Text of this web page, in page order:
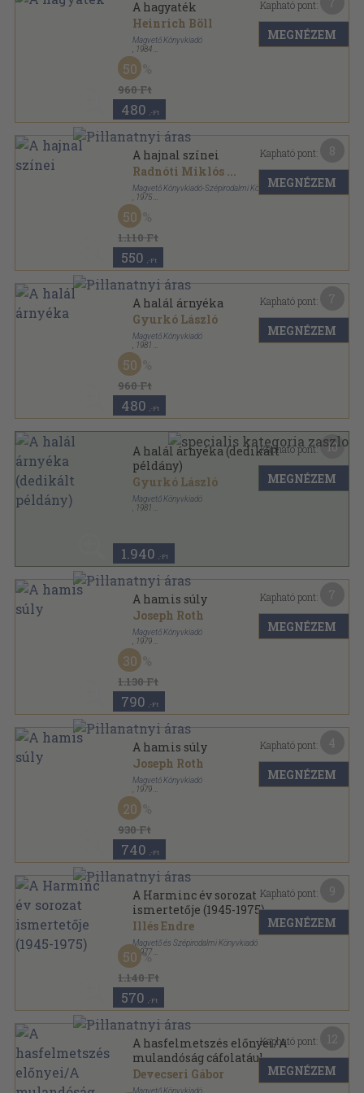
A hagyaték
Heinrich Böll
Magvető Könyvkiadó
1984
Ragasztott papírkötés
Rakéta Regénytár sorozat
960 Ft
50
480 ,-Ft
Kapható pont:
MEGNÉZEM
A hajnal színei
Radnóti Miklós ...
Magvető Könyvkiadó-Szépirodalmi Könyvkiadó
1975
Vászon
30 év sorozat
1.110 Ft
50
550 ,-Ft
Kapható pont:
MEGNÉZEM
A halál árnyéka
Gyurkó László
Magvető Könyvkiadó
1981
Ragasztott papírkötés
Rakéta Regénytár sorozat
960 Ft
50
480 ,-Ft
Kapható pont:
MEGNÉZEM
A halál árnyéka (dedikált
példány)
Gyurkó László
Magvető Könyvkiadó
1981
1.940 ,-Ft
Kapható pont: 10
MEGNÉZEM
A hamis súly
Joseph Roth
Magvető Könyvkiadó
1979
Ragasztott papírkötés
Rakéta Regénytár sorozat
1.130 Ft
30
790 ,-Ft
Kapható pont:
MEGNÉZEM
A hamis súly
Joseph Roth
Magvető Könyvkiadó
1979
Könyvkötői kötés
Rakéta Regénytár sorozat
930 Ft
20
740 ,-Ft
Kapható pont:
MEGNÉZEM
A Harminc év sorozat
ismertetője (1945-1975)
Illés Endre
Magvető és Szépirodalmi Könyvkiadó
, 1977
Ragasztott papírkötés
30 év sorozat
1.140 Ft
50
570 ,-Ft
Kapható pont:
MEGNÉZEM
A hasfelmetszés előnyei/A
mulandóság cáfolatául
Devecseri Gábor
Magvető Könyvkiadó
Kapható pont:
MEGNÉZEM